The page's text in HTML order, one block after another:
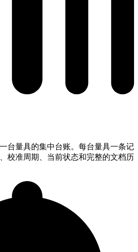
台量具的集中台账。每台量具一条记
校准周期、当前状态和完整的文档历